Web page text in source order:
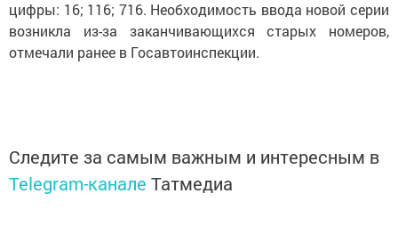
цифры: 16; 116; 716. Необходимость ввода новой серии
возникла из-за заканчивающихся старых номеров,
отмечали ранее в Госавтоинспекции.
Следите за самым важным и интересным в
Telegram-канале Татмедиа